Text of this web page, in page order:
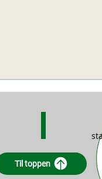
Til toppen